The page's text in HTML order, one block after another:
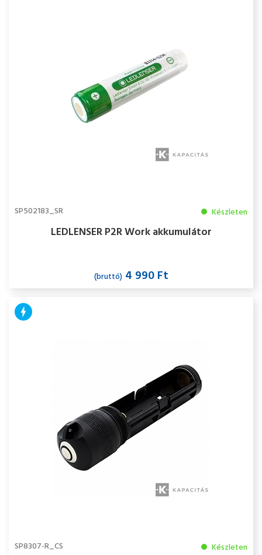
SP502183_SR Készleten
LEDLENSER P2R Work akkumulátor
(bruttó)4 990 Ft
SP8307-R_CS Készleten